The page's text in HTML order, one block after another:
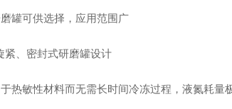
罐可供选择，应用范围广
紧、密封式研磨罐设计
热敏性材料而无需长时间冷冻过程，液氮耗量